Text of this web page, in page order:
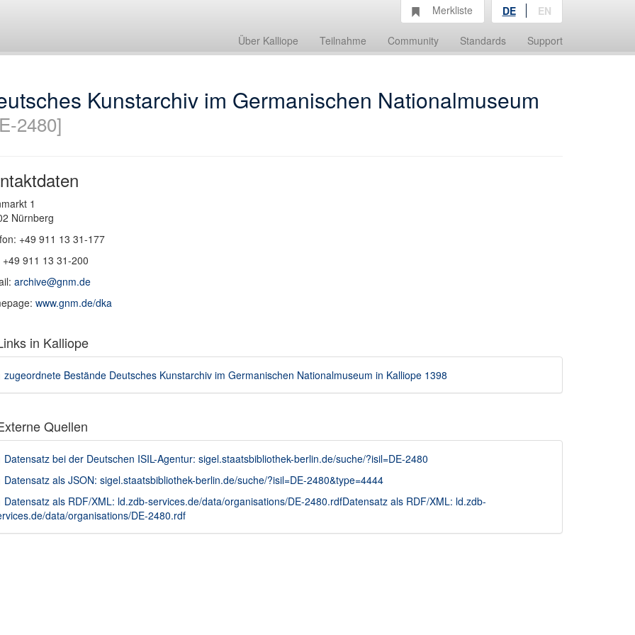
Über Kalliope Teilnahme Community Standards Support
Merkliste DE EN
Kunstarchiv im Germanischen Nationalmuseum
2480]
1
Nürnberg
+49 911 13 31-177
+49 911 13 31-200
archive@gnm.de
www.gnm.de/dka
in Kalliope
zugeordnete Bestände Deutsches Kunstarchiv im Germanischen Nationalmuseum in Kalliope 1398
Quellen
Datensatz bei der Deutschen ISIL-Agentur: sigel.staatsbibliothek-berlin.de/suche/?isil=DE-2480
Datensatz als JSON: sigel.staatsbibliothek-berlin.de/suche/?isil=DE-2480&type=4444
Datensatz als RDF/XML: ld.zdb-services.de/data/organisations/DE-2480.rdfDatensatz als RDF/XML: ld.zdb-
data/organisations/DE-2480.rdf